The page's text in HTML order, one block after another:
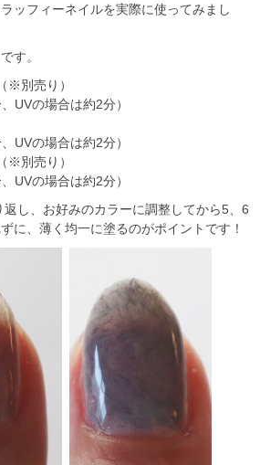
ッフィーネイルを実際に使ってみまし
す。
※別売り）
UVの場合は約2分）
UVの場合は約2分）
※別売り）
UVの場合は約2分）
返し、お好みのカラーに調整してから5、6
に、薄く均一に塗るのがポイントです！